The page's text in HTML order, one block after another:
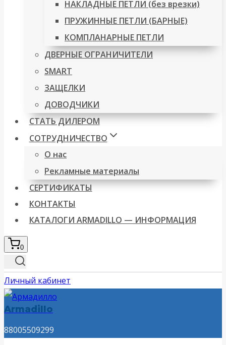
НАКЛАДНЫЕ ПЕТЛИ (без врезки)
ПРУЖИННЫЕ ПЕТЛИ (БАРНЫЕ)
КОМПЛАНАРНЫЕ ПЕТЛИ
ДВЕРНЫЕ ОГРАНИЧИТЕЛИ
SMART
ЗАЩЕЛКИ
ДОВОДЧИКИ
СТАТЬ ДИЛЕРОМ
СОТРУДНИЧЕСТВО
О нас
Рекламные материалы
СЕРТИФИКАТЫ
КОНТАКТЫ
КАТАЛОГИ ARMADILLO — ИНФОРМАЦИЯ
0
Личный кабинет
Armadillo
88005509299